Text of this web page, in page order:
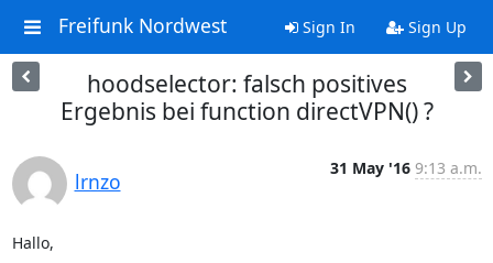
Freifunk Nordwest Sign In Sign Up
hoodselector: falsch positives
Ergebnis bei function directVPN() ?
lrnzo
31 May '16 9:13 a.m.
Hallo,